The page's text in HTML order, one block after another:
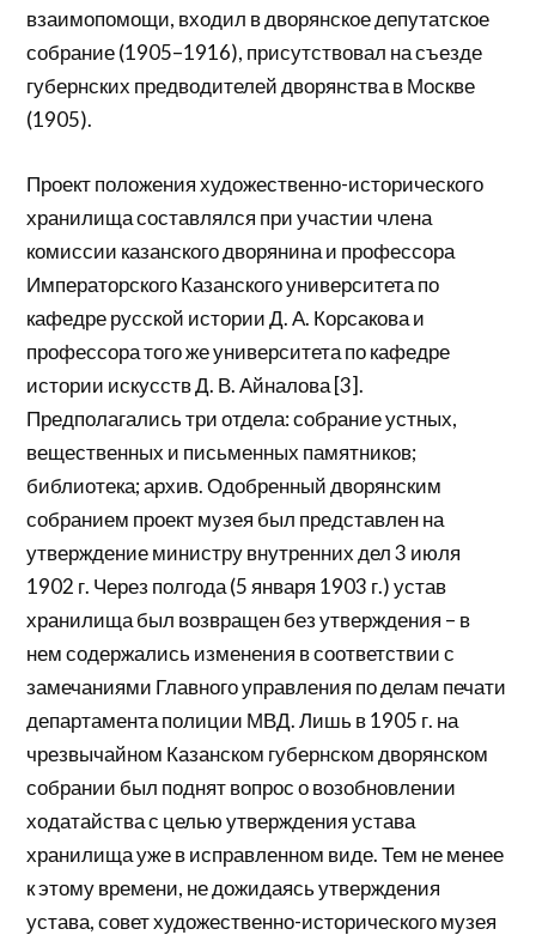
взаимопомощи, входил в дворянское депутатское
собрание (1905–1916), присутствовал на съезде
губернских предводителей дворянства в Москве
(1905).
Проект положения художественно-исторического
хранилища составлялся при участии члена
комиссии казанского дворянина и профессора
Императорского Казанского университета по
кафедре русской истории Д. А. Корсакова и
профессора того же университета по кафедре
истории искусств Д. В. Айналова [3].
Предполагались три отдела: собрание устных,
вещественных и письменных памятников;
библиотека; архив. Одобренный дворянским
собранием проект музея был представлен на
утверждение министру внутренних дел 3 июля
1902 г. Через полгода (5 января 1903 г.) устав
хранилища был возвращен без утверждения – в
нем содержались изменения в соответствии с
замечаниями Главного управления по делам печати
департамента полиции МВД. Лишь в 1905 г. на
чрезвычайном Казанском губернском дворянском
собрании был поднят вопрос о возобновлении
ходатайства с целью утверждения устава
хранилища уже в исправленном виде. Тем не менее
к этому времени, не дожидаясь утверждения
устава, совет художественно-исторического музея